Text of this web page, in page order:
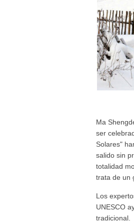
Ma
ser
Solares"
salido sin
totalidad
trata de un
Los
UNESCO
tradicional.